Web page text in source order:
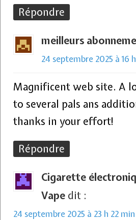
Répondre
meilleurs
24 septembre 2025 à 16
Magnificent web site. A
to several pals ans
thanks in your effort!
Répondre
Cigarette
Vape dit :
24 septembre 2025 à 23 h 22 min